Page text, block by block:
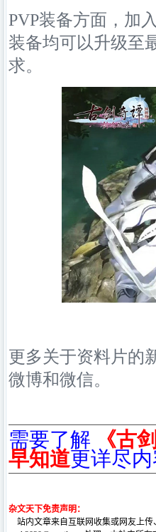
PVP装备方面，加
装备均可以升级至
求。
更多关于资料片的
微博和微信。
需要了解 《古
早知道更详尽